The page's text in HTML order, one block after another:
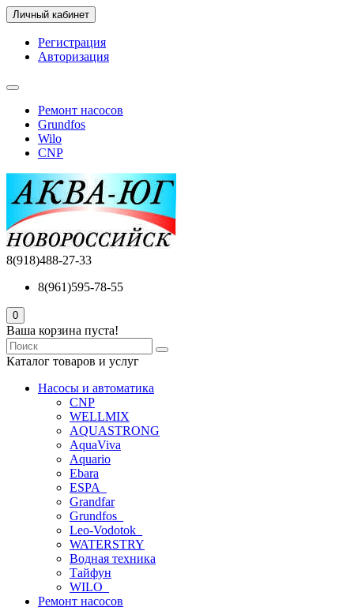
Личный кабинет
Регистрация
Авторизация
Ремонт насосов
Grundfos
Wilo
CNP
8(918)488-27-33
8(961)595-78-55
0
Ваша корзина пуста!
Каталог товаров и услуг
Насосы и автоматика
CNP
WELLMIX
AQUASTRONG
AquaViva
Aquario
Ebara
ESPA_
Grandfar
Grundfos_
Leo-Vodotok_
WATERSTRY
Водная техника
Тайфун
WILO_
Ремонт насосов